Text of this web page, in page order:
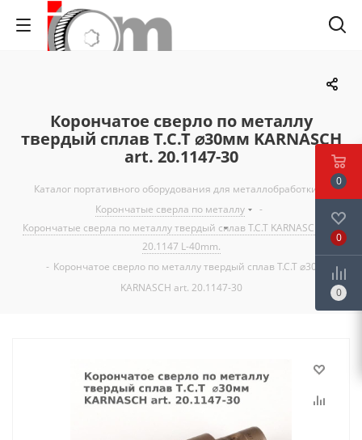
Корончатое сверло по металлу
твердый сплав Т.С.Т ⌀30мм KARNASCH
art. 20.1147-30
Каталог портативного оборудования для металлобработки
Корончатые сверла по металлу
-
Корончатые сверла по металлу твердый сплав T.C.T KARNASCH art.
20.1147 L-40mm.
- Корончатое сверло по металлу твердый сплав Т.С.Т ⌀30мм
KARNASCH art. 20.1147-30
0
0
0